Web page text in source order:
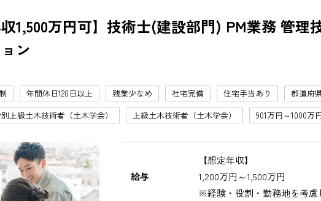
収1,500万円可】技術士(建設部門) PM業務 管理
ン
年間休日120日以上 残業少なめ 社宅完備 住宅手当あり
都道府
上級土木技術者（土木学会） 上級土木技術者（土木学会） 901万円～1000万
給与
【想定年収】
1,200万円～1,500万円
※経験・役割・勤務地を考慮